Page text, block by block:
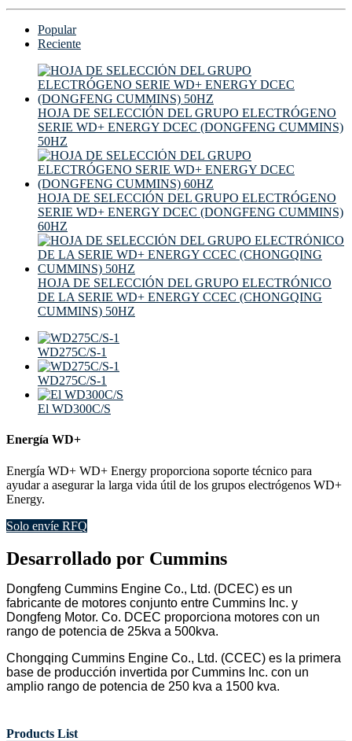
Popular
Reciente
HOJA DE SELECCIÓN DEL GRUPO ELECTRÓGENO
SERIE WD+ ENERGY DCEC (DONGFENG CUMMINS)
50HZ
HOJA DE SELECCIÓN DEL GRUPO ELECTRÓGENO
SERIE WD+ ENERGY DCEC (DONGFENG CUMMINS)
60HZ
HOJA DE SELECCIÓN DEL GRUPO ELECTRÓNICO
DE LA SERIE WD+ ENERGY CCEC (CHONGQING
CUMMINS) 50HZ
WD275C/S-1
WD275C/S-1
El WD300C/S
Energía WD+
Energía WD+ WD+ Energy proporciona soporte técnico para
ayudar a asegurar la larga vida útil de los grupos electrógenos WD+
Energy.
Solo envíe RFQ
Desarrollado por Cummins
Dongfeng Cummins Engine Co., Ltd. (DCEC) es un
fabricante de motores conjunto entre Cummins Inc. y
Dongfeng Motor. Co. DCEC proporciona motores con un
rango de potencia de 25kva a 500kva.
Chongqing Cummins Engine Co., Ltd. (CCEC) es la primera
base de producción invertida por Cummins Inc. con un
amplio rango de potencia de 250 kva a 1500 kva.
Products List